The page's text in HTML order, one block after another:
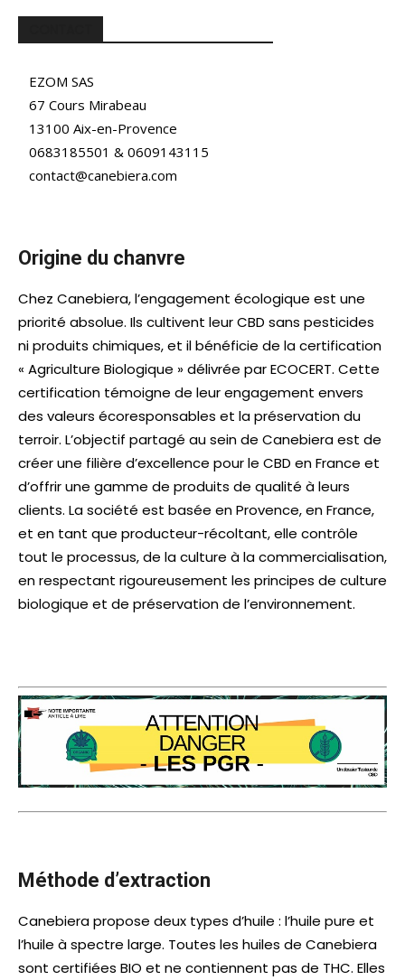
EZOM SAS
67 Cours Mirabeau
13100 Aix-en-Provence
0683185501 & 0609143115
contact@canebiera.com
Origine du chanvre
Chez Canebiera, l’engagement écologique est une
priorité absolue. Ils cultivent leur CBD sans pesticides
ni produits chimiques, et il bénéficie de la certification
« Agriculture Biologique » délivrée par ECOCERT. Cette
certification témoigne de leur engagement envers
des valeurs écoresponsables et la préservation du
terroir. L’objectif partagé au sein de Canebiera est de
créer une filière d’excellence pour le CBD en France et
d’offrir une gamme de produits de qualité à leurs
clients. La société est basée en Provence, en France,
et en tant que producteur-récoltant, elle contrôle
tout le processus, de la culture à la commercialisation,
en respectant rigoureusement les principes de culture
biologique et de préservation de l’environnement.
Méthode d’extraction
Canebiera propose deux types d’huile : l’huile pure et
l’huile à spectre large. Toutes les huiles de Canebiera
sont certifiées BIO et ne contiennent pas de THC. Elles